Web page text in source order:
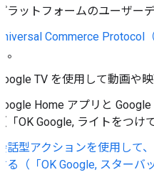
プラットフォームのユーザー
Universal Commerce Protocol（
る。
Google TV を使用して動画や
Google Home アプリと
（「OK Google, ライトをつけ
会話型アクションを使用して
する（「OK Google, スター